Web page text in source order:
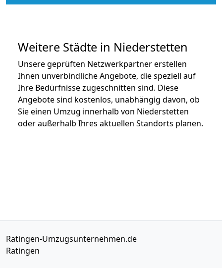
Weitere Städte in Niederstetten
Unsere geprüften Netzwerkpartner erstellen
Ihnen unverbindliche Angebote, die speziell auf
Ihre Bedürfnisse zugeschnitten sind. Diese
Angebote sind kostenlos, unabhängig davon, ob
Sie einen Umzug innerhalb von Niederstetten
oder außerhalb Ihres aktuellen Standorts planen.
Ratingen-Umzugsunternehmen.de
Ratingen